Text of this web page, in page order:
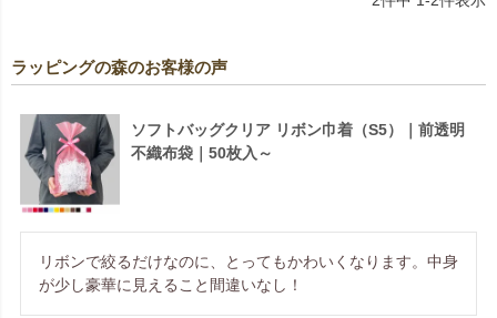
ラッピングの森のお客様の声
ソフトバッグクリア リボン巾着（S5）｜前透明
不織布袋｜50枚入～
リボンで絞るだけなのに、とってもかわいくなります。中身
が少し豪華に見えること間違いなし！